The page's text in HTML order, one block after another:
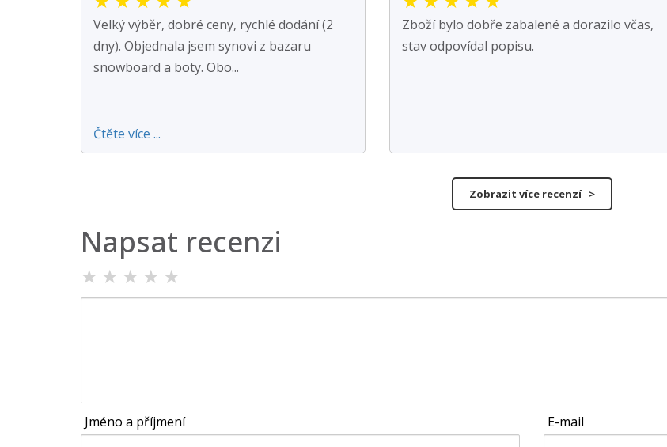
Velký výběr, dobré ceny, rychlé dodání (2
dny). Objednala jsem synovi z bazaru
snowboard a boty. Obo...
Čtěte více ...
Zboží bylo dobře zabalené a dorazilo včas,
stav odpovídal popisu.
Zobrazit více recenzí >
Napsat recenzi
★ ★ ★ ★ ★
Jméno a příjmení E-mail